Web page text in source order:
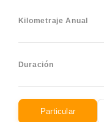
Kilometraje Anual
Duración
Particular